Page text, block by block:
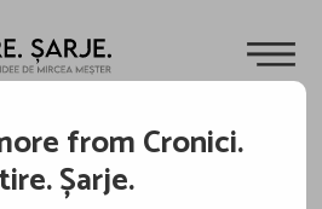
from Cronici.
Șarje.